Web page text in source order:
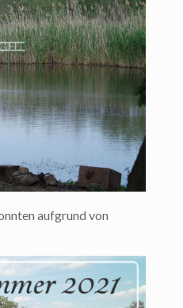
aufgrund von